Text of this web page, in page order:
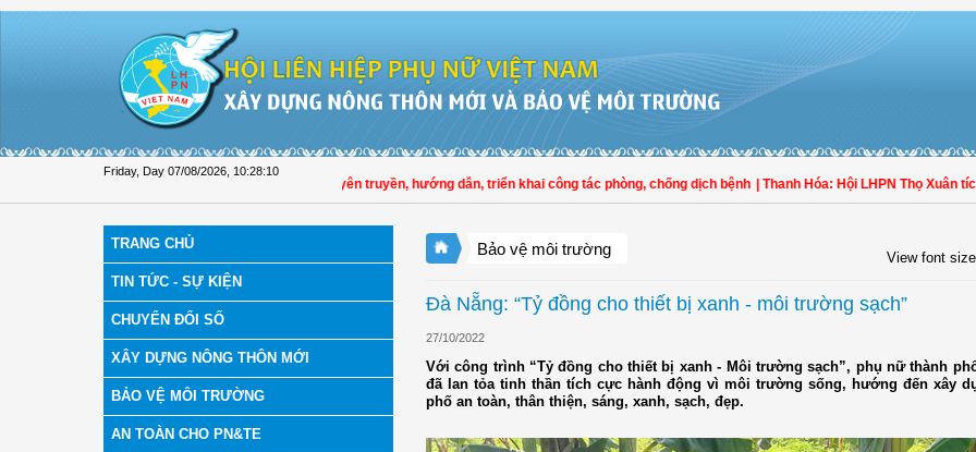
Friday, Day 07/08/2026 10:28:11
Hội LHPN tỉnh Đồng Tháp tuyên truyền, hướng dẫn, triển khai công tác phòng, chống dịch bệnh | Thanh Hóa: Hội LHPN Thọ Xuân tích
TRANG CHỦ
TIN TỨC - SỰ KIỆN
CHUYỂN ĐỔI SỐ
XÂY DỰNG NÔNG THÔN MỚI
BẢO VỆ MÔI TRƯỜNG
AN TOÀN CHO PN&TE
Bảo vệ môi trường View font size
Đà Nẵng: “Tỷ đồng cho thiết bị xanh - môi trường sạch”
27/10/2022
Với công trình “Tỷ đồng cho thiết bị xanh - Môi trường sạch”, phụ nữ thành
đã lan tỏa tinh thần tích cực hành động vì môi trường sống, hướng đến xây
phố an toàn, thân thiện, sáng, xanh, sạch, đẹp.